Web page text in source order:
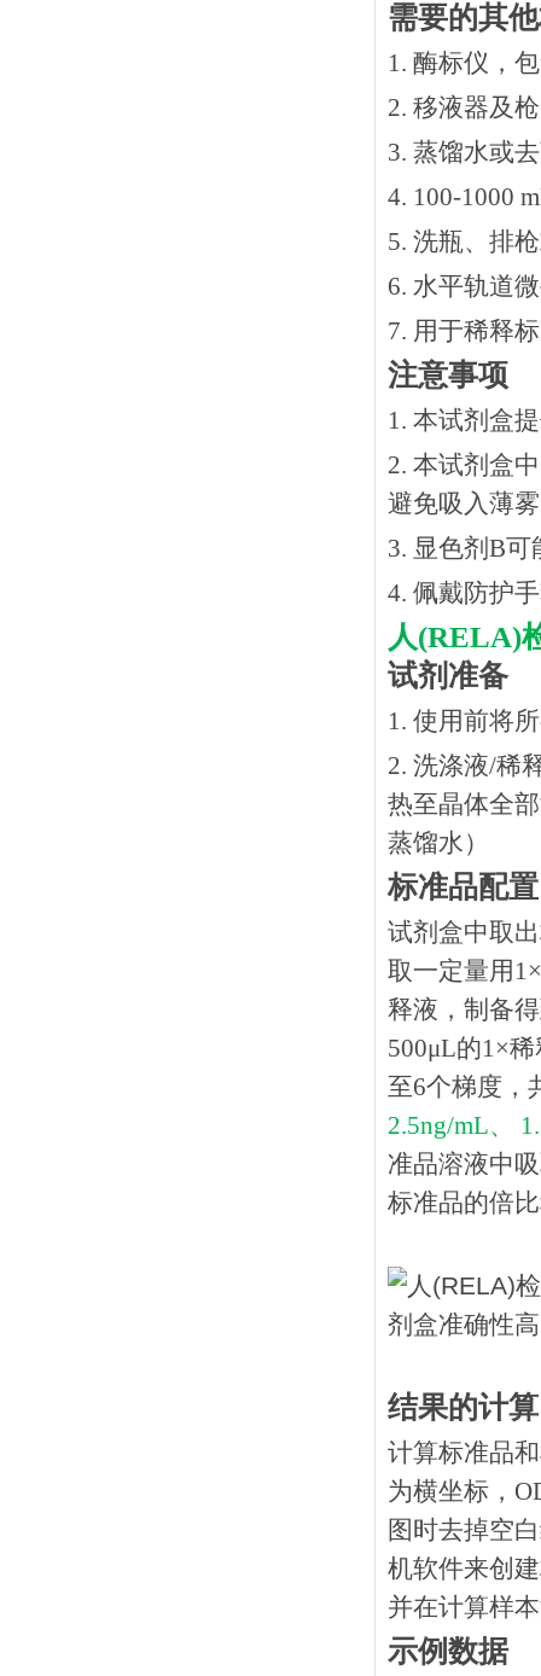
需要的其
1. 酶标仪，
2. 移液器及
3. 蒸馏水或
4. 100-1000
5. 洗瓶、排
6. 水平轨道
7. 用于稀释
注意事项
1. 本试剂盒
2. 本试剂盒
避免吸入薄
3. 显色剂B
4. 佩戴防护
人(RELA)
试剂准备
1. 使用前将
2. 洗涤液/稀
热⾄晶体全
蒸馏水）
标准品配置
试剂盒中取
取一定量用
释液，制备
500μL的1×
至6个梯度，
2.5ng/mL、
准品溶液中
标准品的倍
结果的计算
计算标准品
为横坐标，
图时去掉空
机软件来创
并在计算样
示例数据